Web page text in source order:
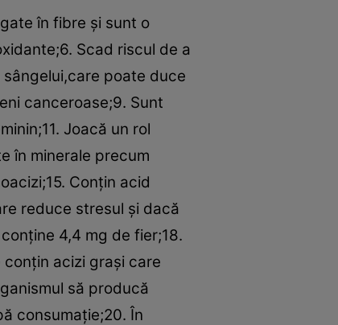
în fibre şi sunt o
Scad riscul de a
poate duce
canceroase;9. Sunt
Joacă un rol
în minerale precum
Conţin acid
reduce stresul şi dacă
4,4 mg de fier;18.
acizi graşi care
să producă
consumaţie;20. În